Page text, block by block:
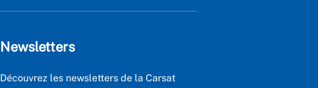
Newsletters
Découvrez les newsletters de la Carsat